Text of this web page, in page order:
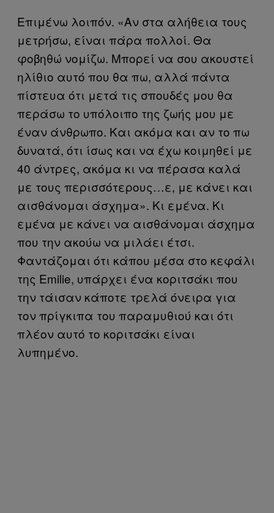
Επιμένω λοιπόν. «Αν στα αλήθεια τους
μετρήσω, είναι πάρα πολλοί. Θα
φοβηθώ νομίζω. Μπορεί να σου ακουστεί
ηλίθιο αυτό που θα πω, αλλά πάντα
πίστευα ότι μετά τις σπουδές μου θα
περάσω το υπόλοιπο της ζωής μου με
έναν άνθρωπο. Και ακόμα και αν το πω
δυνατά, ότι ίσως και να έχω κοιμηθεί με
40 άντρες, ακόμα κι να πέρασα καλά
με τους περισσότερους…ε, με κάνει και
αισθάνομαι άσχημα». Κι εμένα. Κι
εμένα με κάνει να αισθάνομαι άσχημα
που την ακούω να μιλάει έτσι.
Φαντάζομαι ότι κάπου μέσα στο κεφάλι
της Emilie, υπάρχει ένα κοριτσάκι που
την τάισαν κάποτε τρελά όνειρα για
τον πρίγκιπα του παραμυθιού και ότι
πλέον αυτό το κοριτσάκι είναι
λυπημένο.